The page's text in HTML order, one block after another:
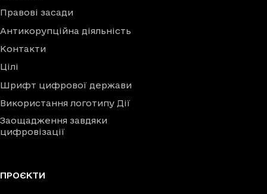
Правові засади
Антикорупційна діяльність
Контакти
Цілі
Шрифт цифрової держави
Використання логотипу Дії
Заощадження завдяки
цифровізації
ПРОЄКТИ